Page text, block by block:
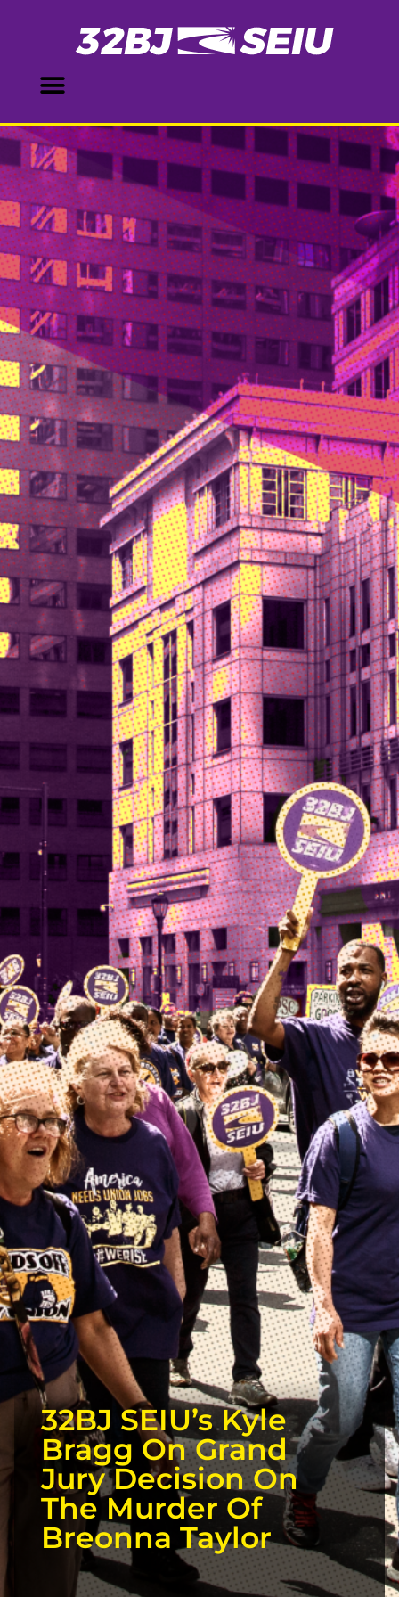
32BJ SEIU’s Kyle
Bragg On Grand
Jury Decision On
The Murder Of
Breonna Taylor